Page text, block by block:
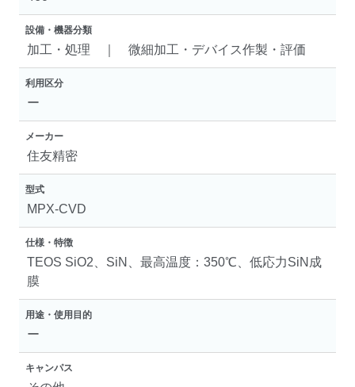
設備・機器分類
加工・処理 ｜ 微細加工・デバイス作製・評価
利用区分
ー
メーカー
住友精密
型式
MPX-CVD
仕様・特徴
TEOS SiO2、SiN、最高温度：350℃、低応力SiN成
膜
用途・使用目的
ー
キャンパス